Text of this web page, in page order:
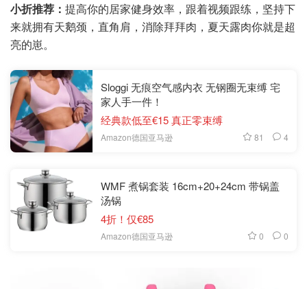
小折推荐： 提高你的居家健身效率，跟着视频跟练，坚持下
来就拥有天鹅颈，直角肩，消除拜拜肉，夏天露肉你就是超
亮的崽。
Sloggi 无痕空气感内衣 无钢圈无束缚 宅
家人手一件！
经典款低至€15 真正零束缚
Amazon德国亚马逊 81 4
WMF 煮锅套装 16cm+20+24cm 带锅盖
汤锅
4折！仅€85
Amazon德国亚马逊 0 0